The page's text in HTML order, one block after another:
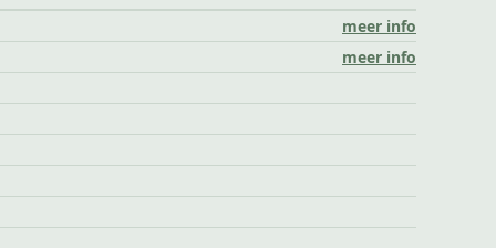
meer info
meer info